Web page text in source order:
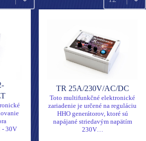
- 30V
TR 25A/230V/AC/DC
Toto multifunkčné elektronické
zariadenie je určené na reguláciu
HHO generátorov, ktoré sú
napájané striedavým napätím
230V…